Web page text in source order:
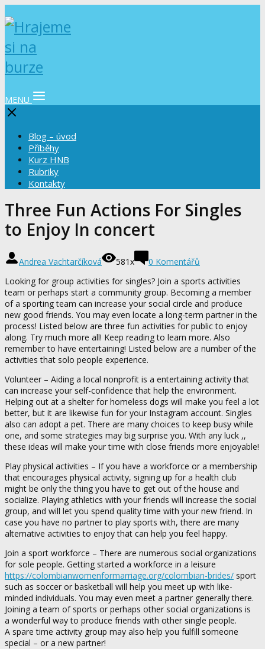
MENU
Blog – úvod
Příběhy
Kurz HNB
Rubriky
Kontakty
Three Fun Actions For Singles
to Enjoy In concert
Andrea Vachtarčíková 581x
0 Komentářů
Looking for group activities for singles? Join a sports activities
team or perhaps start a community group. Becoming a member
of a sporting team can increase your social circle and produce
new good friends. You may even locate a long-term partner in the
process! Listed below are three fun activities for public to enjoy
along. Try much more all! Keep reading to learn more. Also
remember to have entertaining! Listed below are a number of the
activities that solo people experience.
Volunteer – Aiding a local nonprofit is a entertaining activity that
can increase your self-confidence that help the environment.
Helping out at a shelter for homeless dogs will make you feel a lot
better, but it are likewise fun for your Instagram account. Singles
also can adopt a pet. There are many choices to keep busy while
one, and some strategies may big surprise you. With any luck ,,
these ideas will make your time with close friends more enjoyable!
Play physical activities – If you have a workforce or a membership
that encourages physical activity, signing up for a health club
might be only the thing you have to get out of the house and
socialize. Playing athletics with your friends will increase the social
group, and will let you spend quality time with your new friend. In
case you have no partner to play sports with, there are many
alternative activities to enjoy that can help you feel happy.
Join a sport workforce – There are numerous social organizations
for sole people. Getting started a workforce in a leisure
https://colombianwomenformarriage.org/colombian-brides/ sport
such as soccer or basketball will help you meet up with like-
minded individuals. You may even meet a partner generally there.
Joining a team of sports or perhaps other social organizations is
a wonderful way to produce friends with other single people.
A spare time activity group may also help you fulfill someone
special – or a new partner!